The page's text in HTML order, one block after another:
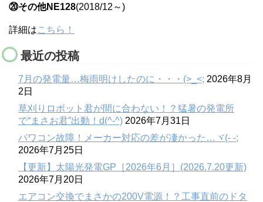
⑳その他NE128(2018/12～)
詳細はこちら！
最近の投稿
7月の発電量…梅雨明けしたのに・・・(>_<; 2026年8月
2日
草刈りロボット君が間に合わない！？猛暑の発電所
で“まさお君”出動！d(^-^) 2026年7月31日
パワコン故障！メーカー対応の差が凄かった…ヾ(- -;
2026年7月25日
【更新】太陽光発電GP［2026年6月］(2026.7.20更新)
2026年7月20日
エアコン交換でまさかの200V電源！？工事直前のドタ